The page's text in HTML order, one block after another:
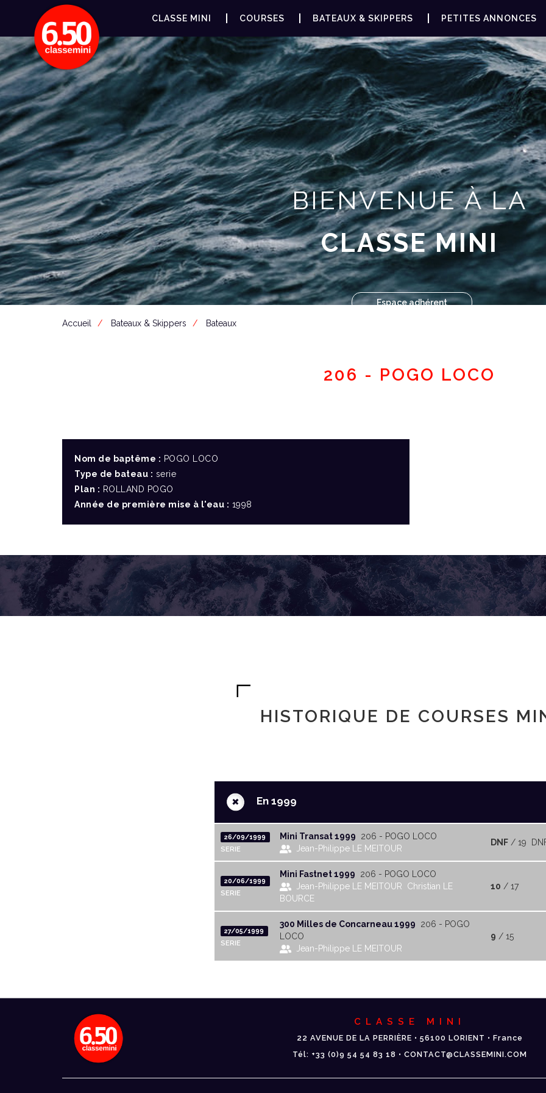
CLASSE MINI COURSES BATEAUX & SKIPPERS PETITES ANNONCES
BIENVENUE À LA
CLASSE MINI
Espace adhérent
Accueil Bateaux & Skippers Bateaux
206 - POGO LOCO
Nom de baptême : POGO LOCO
Type de bateau : serie
Plan : ROLLAND POGO
Année de première mise à l'eau : 1998
HISTORIQUE DE COURSES
+ En 1999
26/09/1999
SERIE
Mini Transat 1999
206 - POGO LOCO
Jean-Philippe LE MEITOUR
DNF / 19
20/06/1999
SERIE
Mini Fastnet 1999
206 - POGO LOCO
Jean-Philippe LE MEITOUR
Christian LE
BOURCE
10 / 17
27/05/1999
SERIE
300 Milles de Concarneau 1999
206 - POGO
LOCO
Jean-Philippe LE MEITOUR
9 / 15
CLASSE MINI
22 AVENUE DE LA PERRIÈRE • 56100 LORIENT • France
Tél: +33 (0)9 54 54 83 18 • CONTACT@CLASSEMINI.COM